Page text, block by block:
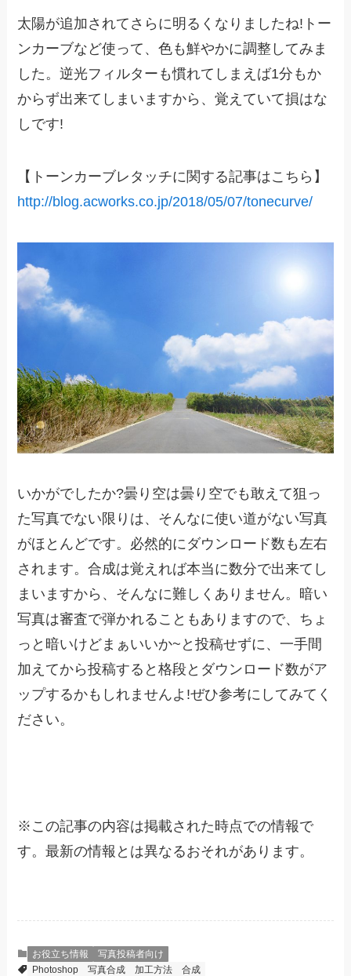
太陽が追加されてさらに明るくなりましたね!トー
ンカーブなど使って、色も鮮やかに調整してみま
した。逆光フィルターも慣れてしまえば1分もか
からず出来てしまいますから、覚えていて損はな
しです!
【トーンカーブレタッチに関する記事はこちら】
http://blog.acworks.co.jp/2018/05/07/tonecurve/
いかがでしたか?曇り空は曇り空でも敢えて狙っ
た写真でない限りは、そんなに使い道がない写真
がほとんどです。必然的にダウンロード数も左右
されます。合成は覚えれば本当に数分で出来てし
まいますから、そんなに難しくありません。暗い
写真は審査で弾かれることもありますので、ちょ
っと暗いけどまぁいいか~と投稿せずに、一手間
加えてから投稿すると格段とダウンロード数がア
ップするかもしれませんよ!ぜひ参考にしてみてく
ださい。
※ この記事の内容は掲載された時点での情報で
す。最新の情報とは異なるおそれがあります。
お役立ち情報
写真投稿者向け
Photoshop
写真合成 加工方法 合成